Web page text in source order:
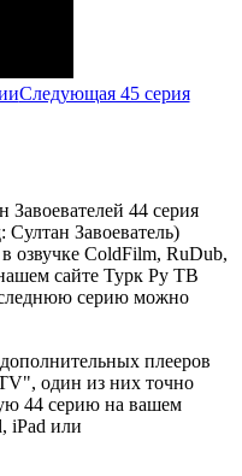
Следующая 45 серия
44 серия
Султан Завоеватель)
озвучке ColdFilm, RuDub,
сайте Турк Ру ТВ
серию можно
плееров
один из них точно
44 серию на вашем
iPad или